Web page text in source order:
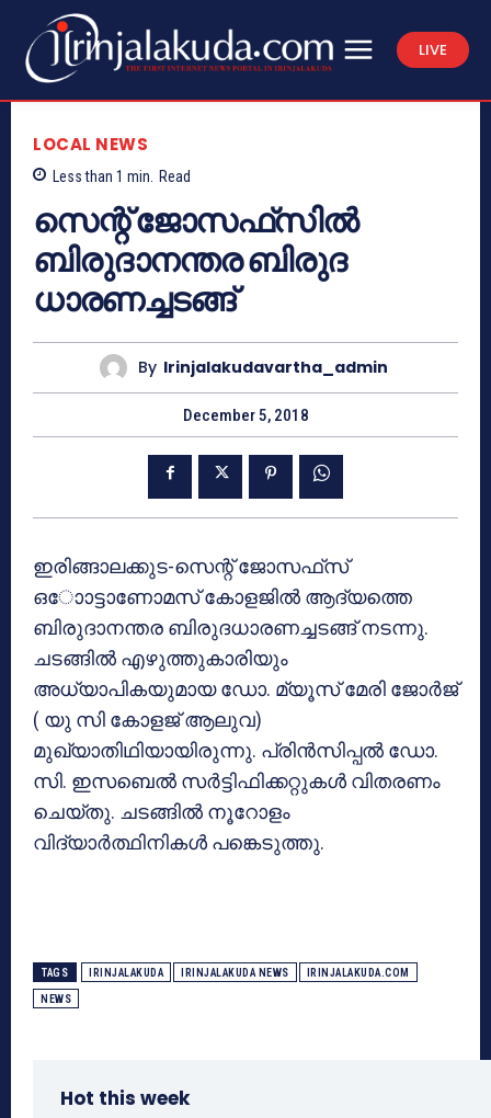
LIVE
LOCAL NEWS
Less than 1 min. Read
സെന്റ് ജോസഫ്‌സില്‍
ബിരുദാനന്തര ബിരുദ
ധാരണച്ചടങ്ങ്
By Irinjalakudavartha_admin
December 5, 2018
ഇരിങ്ങാലക്കുട-സെന്റ് ജോസഫ്‌സ്
ഒാോട്ടാണോമസ് കോളജില്‍ ആദ്യത്തെ
ബിരുദാനന്തര ബിരുദധാരണച്ചടങ്ങ് നടന്നു.
ചടങ്ങില്‍ എഴുത്തുകാരിയും
അധ്യാപികയുമായ ഡോ. മ്യൂസ് മേരി ജോര്‍ജ്
( യു സി കോളജ് ആലുവ)
മുഖ്യാതിഥിയായിരുന്നു. പ്രിന്‍സിപ്പല്‍ ഡോ.
സി. ഇസബെല്‍ സര്‍ട്ടിഫിക്കറ്റുകള്‍ വിതരണം
ചെയ്തു. ചടങ്ങില്‍ നൂറോളം
വിദ്യാര്‍ത്ഥിനികള്‍ പങ്കെടുത്തു.
TAGS IRINJALAKUDA IRINJALAKUDA NEWS IRINJALAKUDA.COM
NEWS
Hot this week